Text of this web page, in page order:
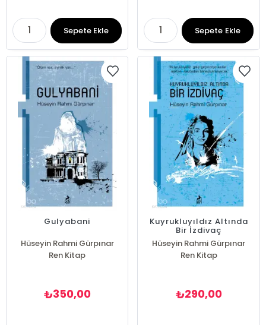
Sepete Ekle Sepete Ekle
Gulyabani
Hüseyin Rahmi Gürpınar
Ren Kitap
₺350,00
Kuyrukluyıldız Altında
Bir İzdivaç
Hüseyin Rahmi Gürpınar
Ren Kitap
₺290,00